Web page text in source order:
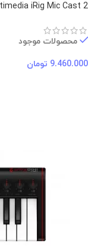
iRig Mic Cast 2
محصولات موجود
9.460.000 تومان